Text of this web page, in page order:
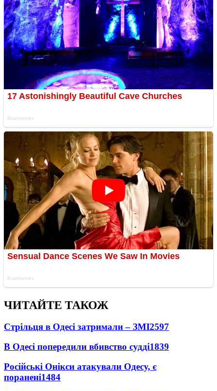
ЧИТАЙТЕ ТАКОЖ
Стрільця в Одесі затримали – ЗМІ2597
В Одесі попередили вбивство судді1839
Російські Онікси атакували Одесу, є
поранені1484